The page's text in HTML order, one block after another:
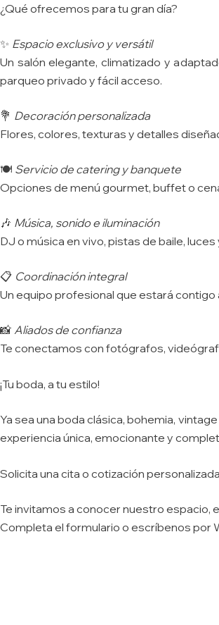
¿Qué ofrecemos para tu gran día?
✨ Espacio exclusivo y versátil
Un salón elegante, climatizado y
parqueo privado y fácil acceso.
💐 Decoración personalizada
Flores, colores, texturas y detalles
🍽️ Servicio de catering y banquete
Opciones de menú gourmet, buffet o
🎶 Música, sonido e iluminación
DJ o música en vivo, pistas de baile,
📋 Coordinación integral
Un equipo profesional que estará
📸 Aliados de confianza
Te conectamos con fotógrafos,
¡Tu boda, a tu estilo!
Ya sea una boda clásica, bohemia,
experiencia única, emocionante y
Solicita una cita o cotización personalizada
Te invitamos a conocer nuestro espacio,
Completa el formulario o escríbenos por